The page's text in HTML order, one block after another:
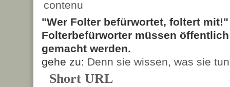
"Wer Folter befürwortet, foltert
Folterbefürworter müssen
gemacht werden.
gehe zu: Denn sie wissen, was sie tun
Short URL